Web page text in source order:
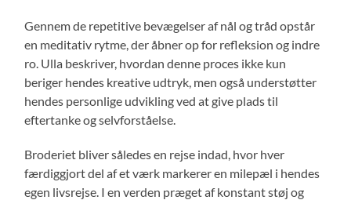
Gennem de repetitive bevægelser af nål og tråd opstår
en meditativ rytme, der åbner op for refleksion og indre
ro. Ulla beskriver, hvordan denne proces ikke kun
beriger hendes kreative udtryk, men også understøtter
hendes personlige udvikling ved at give plads til
eftertanke og selvforståelse.
Broderiet bliver således en rejse indad, hvor hver
færdiggjort del af et værk markerer en milepæl i hendes
egen livsrejse. I en verden præget af konstant støj og